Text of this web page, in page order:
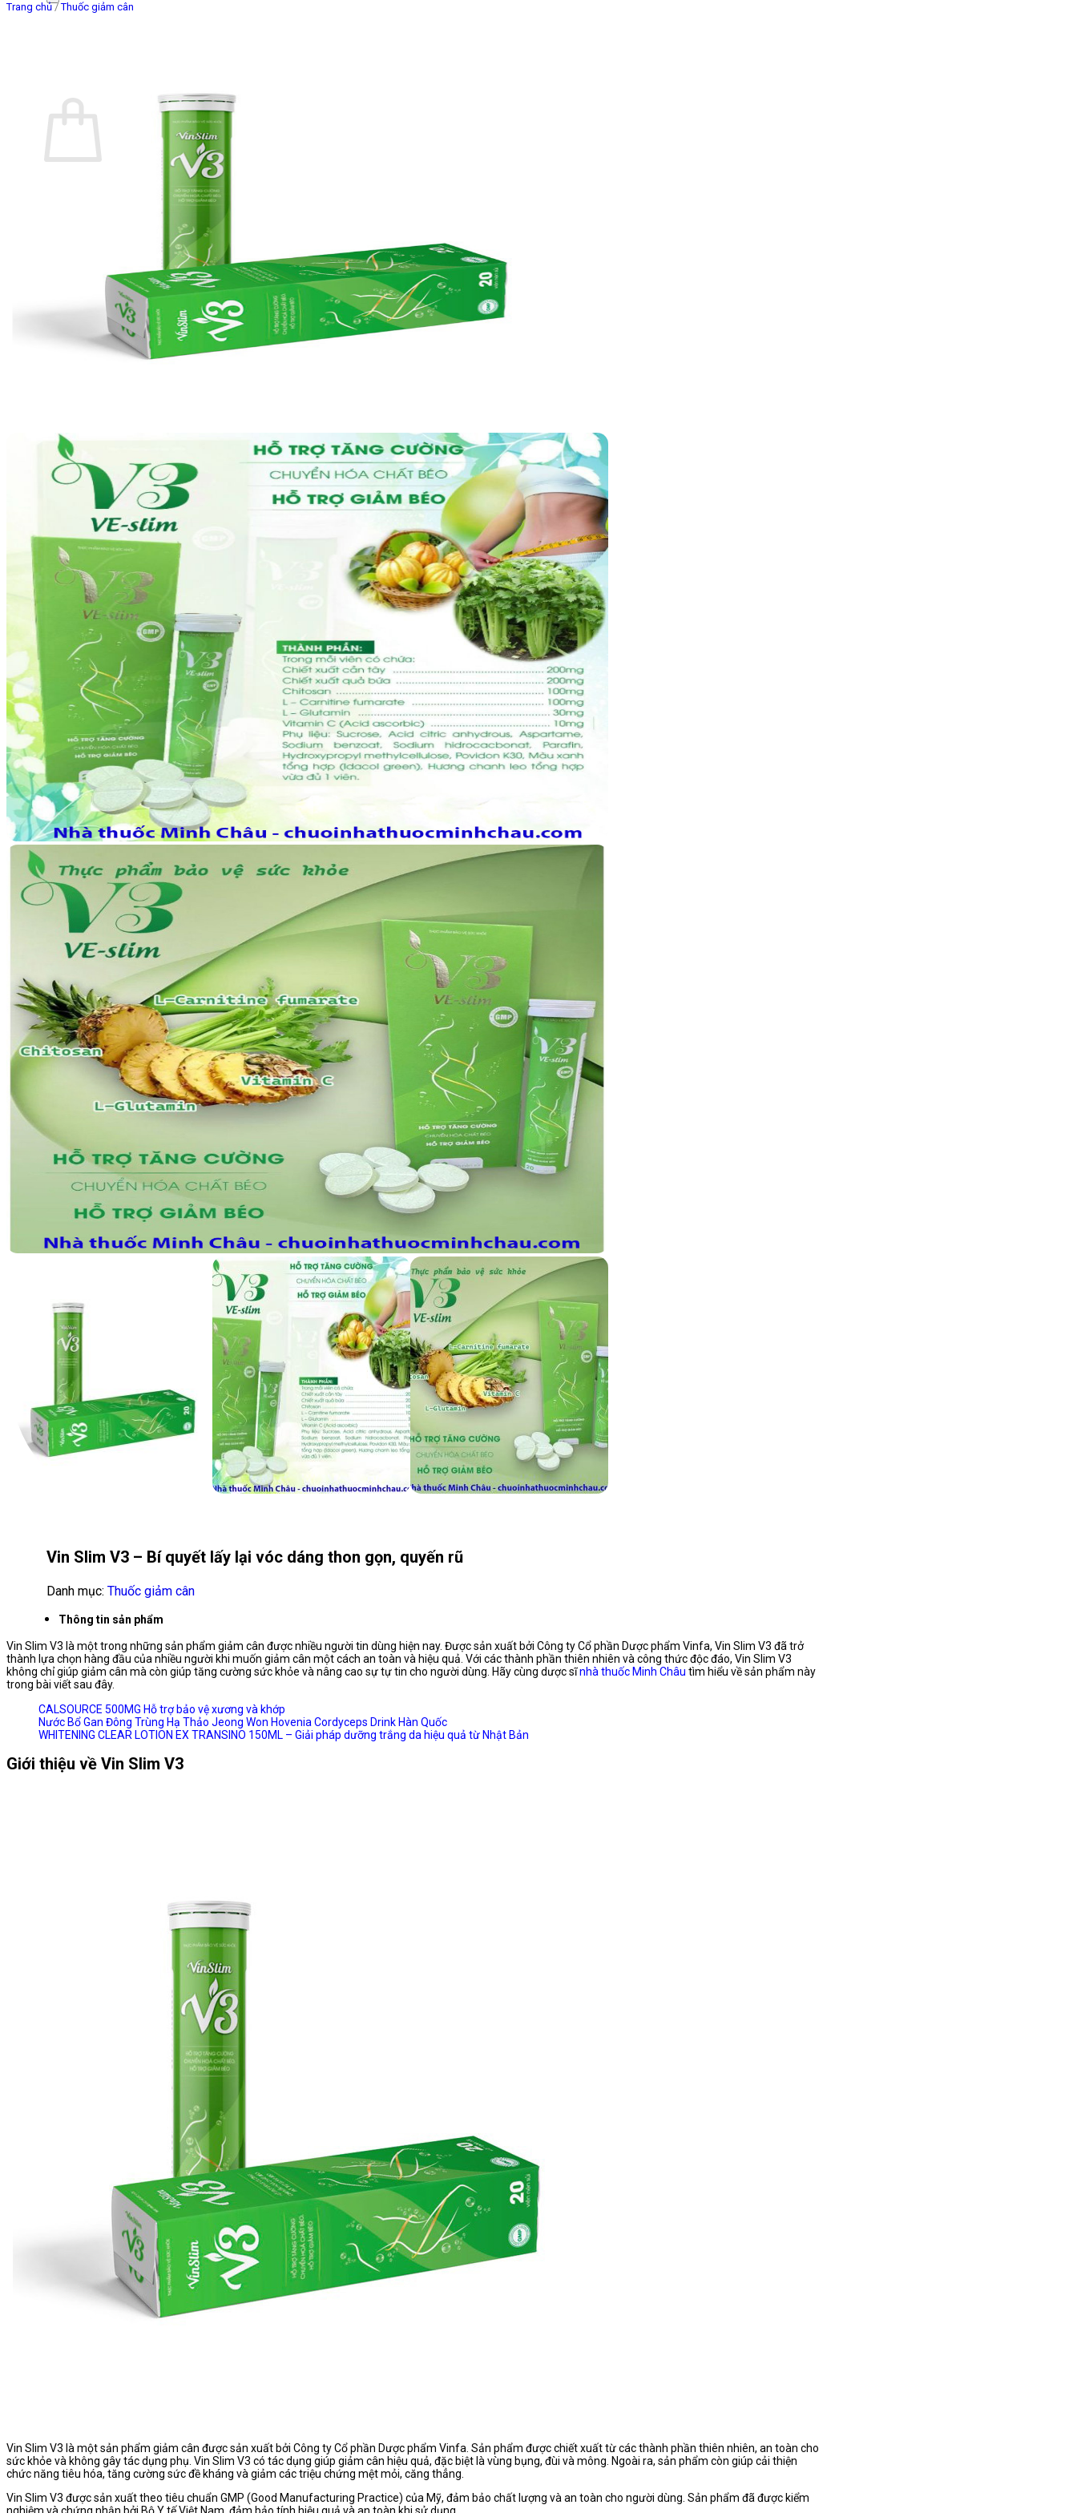
Chưa có sản phẩm trong giỏ hàng.
Trang chủ / Thuốc giảm cân
Vin Slim V3 – Bí quyết lấy lại vóc dáng thon gọn, quyến rũ
Danh mục: Thuốc giảm cân
Thông tin sản phẩm
Vin Slim V3 là một trong những sản phẩm giảm cân được nhiều người tin dùng hiện nay. Được sản xuất bởi Công ty Cổ phần Dược phẩm Vinfa, Vin Slim V3 đã trở
thành lựa chọn hàng đầu của nhiều người khi muốn giảm cân một cách an toàn và hiệu quả. Với các thành phần thiên nhiên và công thức độc đáo, Vin Slim V3
không chỉ giúp giảm cân mà còn giúp tăng cường sức khỏe và nâng cao sự tự tin cho người dùng. Hãy cùng dược sĩnhà thuốc Minh Châu tìm hiểu về sản phẩm này
trong bài viết sau đây.
CALSOURCE 500MG Hỗ trợ bảo vệ xương và khớp
Nước Bổ Gan Đông Trùng Hạ Thảo Jeong Won Hovenia Cordyceps Drink Hàn Quốc
WHITENING CLEAR LOTION EX TRANSINO 150ML – Giải pháp dưỡng trắng da hiệu quả từ Nhật Bản
Giới thiệu về Vin Slim V3
Vin Slim V3 là một sản phẩm giảm cân được sản xuất bởi Công ty Cổ phần Dược phẩm Vinfa. Sản phẩm được chiết xuất từ các thành phần thiên nhiên, an toàn cho
sức khỏe và không gây tác dụng phụ. Vin Slim V3 có tác dụng giúp giảm cân hiệu quả, đặc biệt là vùng bụng, đùi và mông. Ngoài ra, sản phẩm còn giúp cải thiện
chức năng tiêu hóa, tăng cường sức đề kháng và giảm các triệu chứng mệt mỏi, căng thẳng.
Vin Slim V3 được sản xuất theo tiêu chuẩn GMP (Good Manufacturing Practice) của Mỹ, đảm bảo chất lượng và an toàn cho người dùng. Sản phẩm đã được kiểm